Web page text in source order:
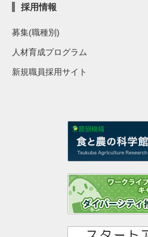
採用情報
募集(職種別)
人材育成プログラム
新規職員採用サイト